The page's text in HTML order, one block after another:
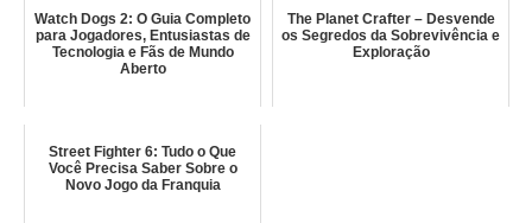
Watch Dogs 2: O Guia Completo
para Jogadores, Entusiastas de
Tecnologia e Fãs de Mundo
Aberto
The Planet Crafter – Desvende
os Segredos da Sobrevivência e
Exploração
Street Fighter 6: Tudo o Que
Você Precisa Saber Sobre o
Novo Jogo da Franquia